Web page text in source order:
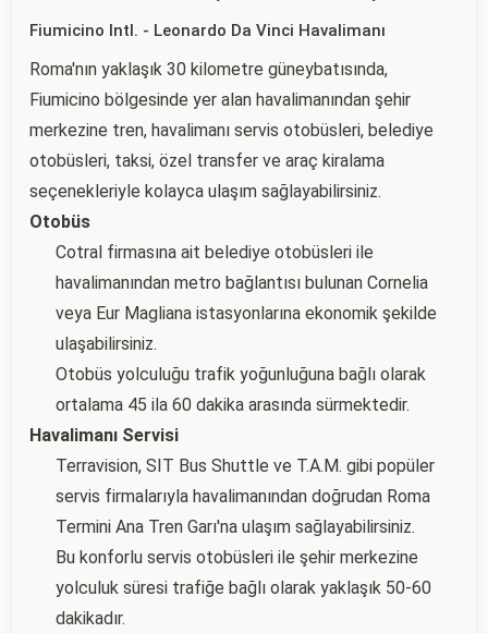
Fiumicino Intl. - Leonardo Da Vinci Havalimanı
Roma'nın yaklaşık 30 kilometre güneybatısında,
Fiumicino bölgesinde yer alan havalimanından şehir
merkezine tren, havalimanı servis otobüsleri, belediye
otobüsleri, taksi, özel transfer ve araç kiralama
seçenekleriyle kolayca ulaşım sağlayabilirsiniz.
Otobüs
Cotral firmasına ait belediye otobüsleri ile
havalimanından metro bağlantısı bulunan Cornelia
veya Eur Magliana istasyonlarına ekonomik şekilde
ulaşabilirsiniz.
Otobüs yolculuğu trafik yoğunluğuna bağlı olarak
ortalama 45 ila 60 dakika arasında sürmektedir.
Havalimanı Servisi
Terravision, SIT Bus Shuttle ve T.A.M. gibi popüler
servis firmalarıyla havalimanından doğrudan Roma
Termini Ana Tren Garı'na ulaşım sağlayabilirsiniz.
Bu konforlu servis otobüsleri ile şehir merkezine
yolculuk süresi trafiğe bağlı olarak yaklaşık 50-60
dakikadır.